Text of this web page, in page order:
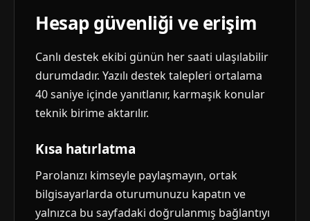
Hesap güvenliği ve erişim
Canlı destek ekibi günün her saati ulaşılabilir
durumdadır. Yazılı destek talepleri ortalama
40 saniye içinde yanıtlanır, karmaşık konular
teknik birime aktarılır.
Kısa hatırlatma
Parolanızı kimseyle paylaşmayın, ortak
bilgisayarlarda oturumunuzu kapatın ve
yalnızca bu sayfadaki doğrulanmış bağlantıyı